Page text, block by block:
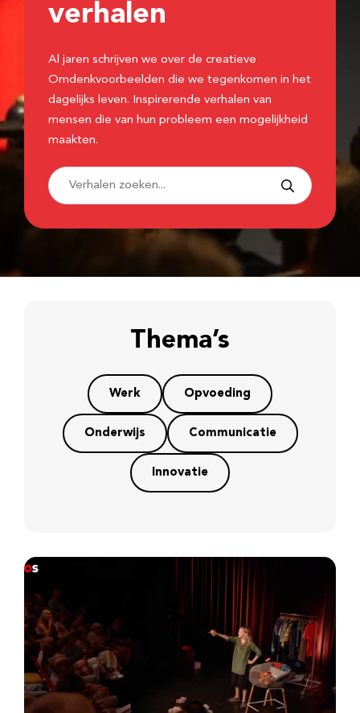
verhalen
Al jaren schrijven we over de creatieve
Omdenkvoorbeelden die we tegenkomen in het
dagelijks leven. Inspirerende verhalen van
mensen die van hun probleem een mogelijkheid
maakten.
Thema’s
Werk Opvoeding
Onderwijs Communicatie
Innovatie